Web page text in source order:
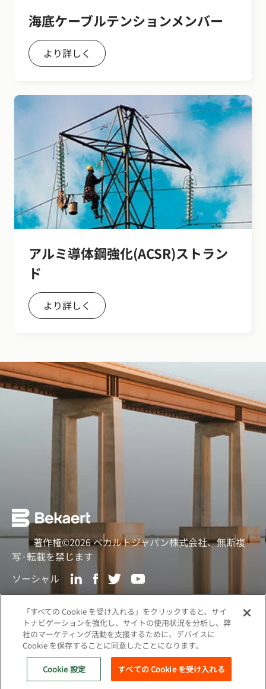
海底ケーブルテンションメンバー
より詳しく
アルミ導体鋼強化(ACSR)ストラン
ド
より詳しく
著作権©2026 ベカルトジャパン株式会社、無断複
写·転載を禁じます
ソーシャル
ウェブプライバシーポリシー
関連サイト
「すべての Cookie を受け入れる」をクリックすると、サイ
トナビゲーションを強化し、サイトの使用状況を分析し、弊
社のマーケティング活動を支援するために、デバイスに
Cookie を保存することに同意したことになります。
Cookie 設定 すべての Cookie を受け入れる